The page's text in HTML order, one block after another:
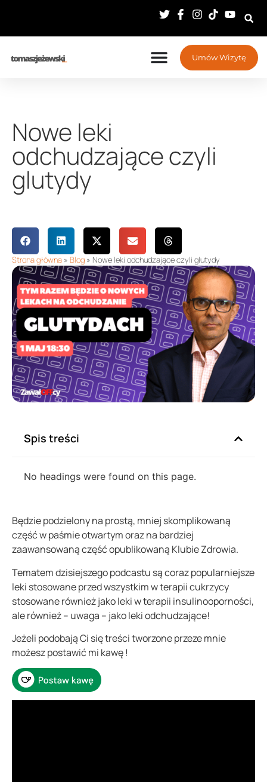
Umów Wizytę
Nowe leki
odchudzające czyli
glutydy
Strona główna » Blog » Nowe leki odchudzające czyli glutydy
Spis treści
No headings were found on this page.
Będzie podzielony na prostą, mniej skomplikowaną
część w paśmie otwartym oraz na bardziej
zaawansowaną część opublikowaną Klubie Zdrowia.
Tematem dzisiejszego podcastu są coraz popularniejsze
leki stosowane przed wszystkim w terapii cukrzycy
stosowane również jako leki w terapii insulinooporności,
ale również – uwaga – jako leki odchudzające!
Jeżeli podobają Ci się treści tworzone przeze mnie
możesz postawić mi kawę !